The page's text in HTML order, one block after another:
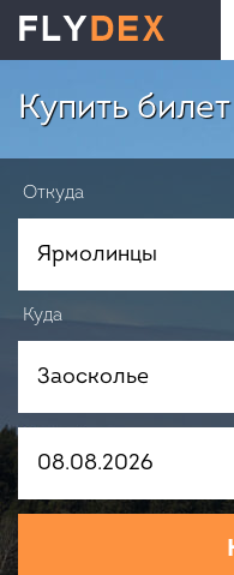
Купить
Откуда
Куда